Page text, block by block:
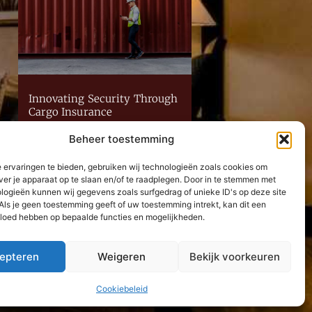
Beheer toestemming
ervaringen te bieden, gebruiken wij technologieën zoals cookies om
je apparaat op te slaan en/of te raadplegen. Door in te stemmen met
kunnen wij gegevens zoals surfgedrag of unieke ID's op deze site
je geen toestemming geeft of uw toestemming intrekt, kan dit een
hebben op bepaalde functies en mogelijkheden.
Weigeren Bekijk voorkeuren
Cookiebeleid
Innovating Security Through
Cargo Insurance
Neem contact met ons op